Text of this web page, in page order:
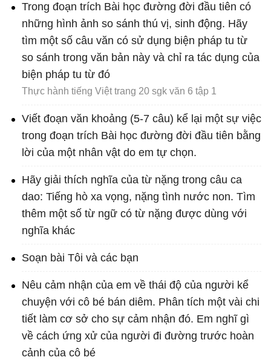
Trong đoạn trích Bài học đường đời đầu tiên có
những hình ảnh so sánh thú vị, sinh động. Hãy
tìm một số câu văn có sử dụng biện pháp tu từ
so sánh trong văn bản này và chỉ ra tác dụng của
biện pháp tu từ đó
Thực hành tiếng Việt trang 20 sgk văn 6 tập 1
Viết đoạn văn khoảng (5-7 câu) kể lại một sự việc
trong đoạn trích Bài học đường đời đầu tiên bằng
lời của một nhân vật do em tự chọn.
Hãy giải thích nghĩa của từ nặng trong câu ca
dao: Tiếng hò xa vọng, nặng tình nước non. Tìm
thêm một số từ ngữ có từ nặng được dùng với
nghĩa khác
Soạn bài Tôi và các bạn
Nêu cảm nhận của em về thái độ của người kể
chuyện với cô bé bán diêm. Phân tích một vài chi
tiết làm cơ sở cho sự cảm nhận đó. Em nghĩ gì
về cách ứng xử của người đi đường trước hoàn
cảnh của cô bé